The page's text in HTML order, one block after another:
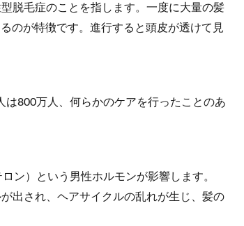
脱毛症のことを指します。一度に大量の髪
のが特徴です。進行すると頭皮が透けて見
は800万人、何らかのケアを行ったことのあ
ン）という男性ホルモンが影響します。
出され、ヘアサイクルの乱れが生じ、髪の